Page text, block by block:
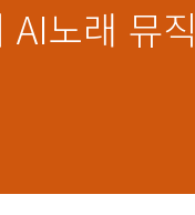
노래 뮤